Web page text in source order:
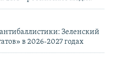
Зеленский
в 2026-2027 годах